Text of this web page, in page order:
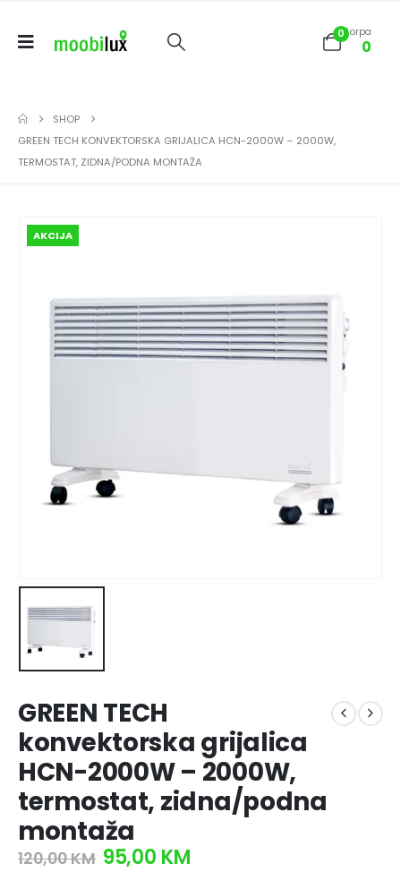
0Korpa
0
SHOP
GREEN TECH KONVEKTORSKA GRIJALICA HCN-2000W – 2000W,
TERMOSTAT, ZIDNA/PODNA MONTAŽA
AKCIJA
GREEN TECH
konvektorska grijalica
HCN-2000W – 2000W,
termostat, zidna/podna
montaža
120,00KM 95,00 KM